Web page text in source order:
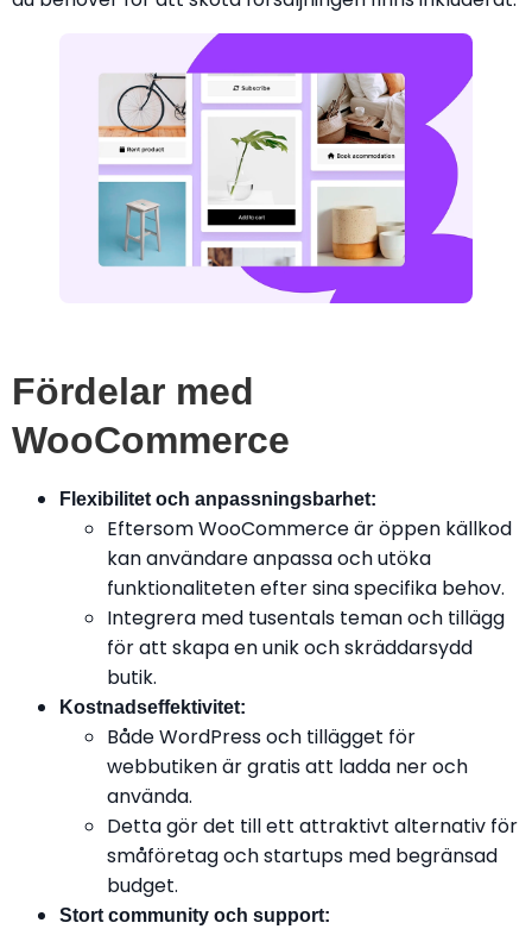
Fördelar med
WooCommerce
Flexibilitet och anpassningsbarhet:
Eftersom WooCommerce är öppen källkod
kan användare anpassa och utöka
funktionaliteten efter sina specifika behov.
Integrera med tusentals teman och tillägg
för att skapa en unik och skräddarsydd
butik.
Kostnadseffektivitet:
Både WordPress och tillägget för
webbutiken är gratis att ladda ner och
använda.
Detta gör det till ett attraktivt alternativ för
småföretag och startups med begränsad
budget.
Stort community och support: